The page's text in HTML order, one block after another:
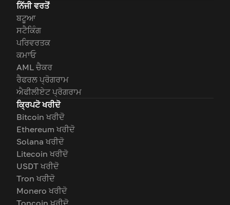
ਨਿੱਜੀ ਵਰਤੋਂ
ਬਟੂਆ
ਸਟੈਕਿੰਗ
ਪਰਿਵਰਤਕ
ਕਮਾਓ
AML ਚੈਕਰ
ਰੈਫਰਲ ਪ੍ਰੋਗਰਾਮ
ਐਫੀਲੀਏਟ ਪ੍ਰੋਗਰਾਮ
ਕ੍ਰਿਪਟੋ ਖਰੀਦੋ
Bitcoin ਖਰੀਦੋ
Ethereum ਖਰੀਦੋ
Solana ਖਰੀਦੋ
Litecoin ਖਰੀਦੋ
USDT ਖਰੀਦੋ
Tron ਖਰੀਦੋ
Monero ਖਰੀਦੋ